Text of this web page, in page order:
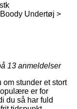
Undertøj >
13 anmeldelser
om stunder et stort
er for
du så har fuld